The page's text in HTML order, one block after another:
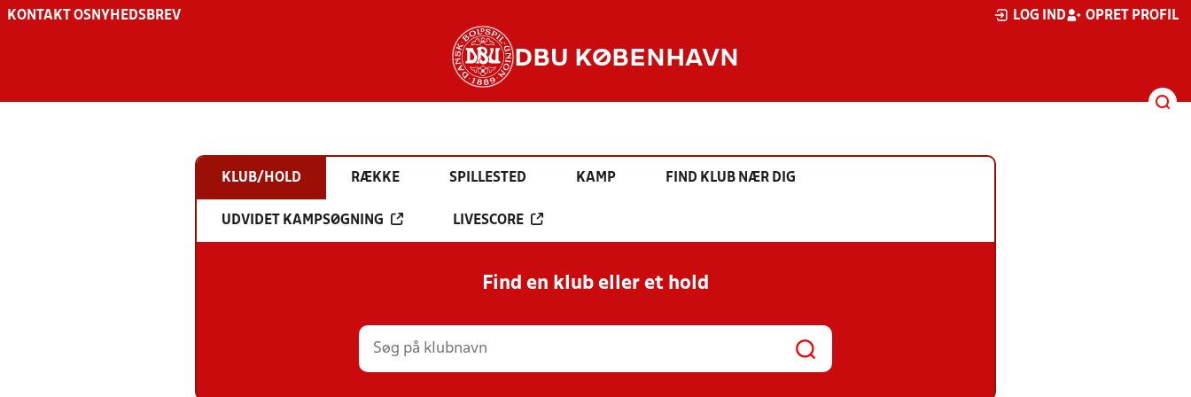
KONTAKT OS NYHEDSBREV LOG IND OPRET PROFIL
DBU KØBENHAVN
KLUB/HOLD RÆKKE SPILLESTED KAMP FIND KLUB NÆR DIG
UDVIDET KAMPSØGNING LIVESCORE
Find en klub eller et hold